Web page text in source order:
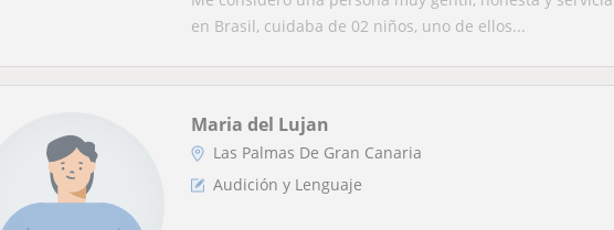
en Brasil, cuidaba de 02 niños, uno de ellos...
Maria del Lujan
Las Palmas De Gran Canaria
Audición y Lenguaje